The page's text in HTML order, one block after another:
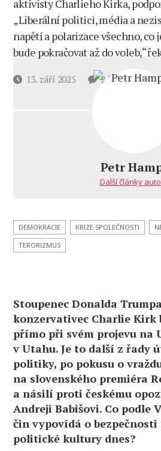
aktivisty Charlieho Kirka,
„Liberální politici, média a
napětí a polarizace všechno, co
bude pokračovat až do voleb,“
Datum13. září 2025 2 komentářeu
se
to
Petr
Další články
DEMOKRACIE KRIZE SPOLEČNOSTI
TERORIZMUS
Stoupenec Donalda
konzervativec Charlie Kirk
přímo při svém projevu na
v Utahu. Je to další z řady
politiky, po pokusu o
na slovenského premiéra
a násilí proti českému
Andreji Babišovi. Co podle
čin vypovídá o
politické kultury dnes?